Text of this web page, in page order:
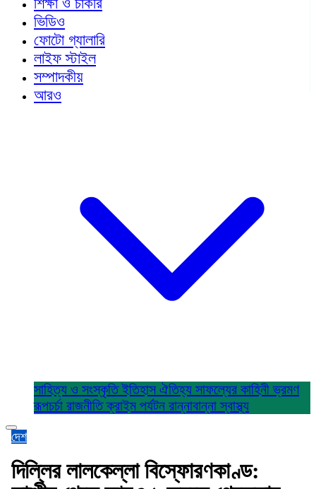
ভিডিও
ফোটো গ্যালারি
লাইফ স্টাইল
সম্পাদকীয়
আরও
সাহিত্য ও সংস্কৃতিইতিহাস ঐতিহ্য সাফল্যের কাহিনীভ্রমণ
রূপচর্চা রাজনীতিক্রাইম পর্যটন রান্নাবান্নাস্বাস্থ্য
দেশ
দিল্লির লালকেল্লা বিস্ফোরণকাণ্ড: